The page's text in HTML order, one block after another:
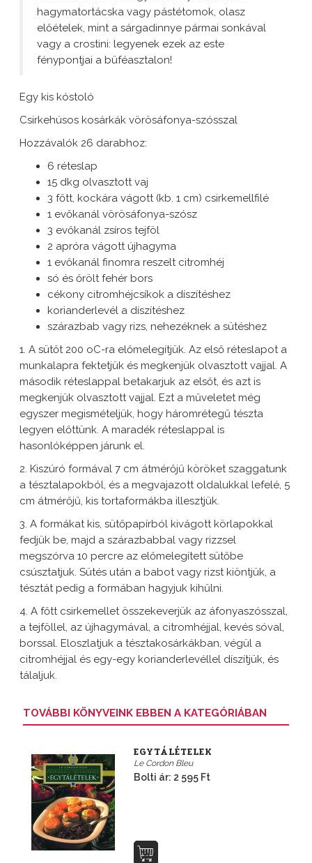
hagymatortácska vagy pástétomok, olasz
előételek, mint a sárgadinnye pármai sonkával
vagy a crostini: legyenek ezek az este
fénypontjai a büféasztalon!
Egy kis kóstoló
Csirkehúsos kosárkák vörösáfonya-szósszal
Hozzávalók 26 darabhoz:
6 réteslap
15 dkg olvasztott vaj
3 főtt, kockára vágott (kb. 1 cm) csirkemellfilé
1 evőkanál vörösáfonya-szósz
3 evőkanál zsíros tejföl
2 apróra vágott újhagyma
1 evőkanál finomra reszelt citromhéj
só és őrölt fehér bors
cékony citromhéjcsíkok a díszítéshez
korianderlevél a díszítéshez
szárazbab vagy rizs, nehezéknek a sütéshez
1. A sütőt 200 oC-ra előmelegítjük. Az első réteslapot a
munkalapra fektetjük és megkenjük olvasztott vajjal. A
második réteslappal betakarjuk az elsőt, és azt is
megkenjük olvasztott vajjal. Ezt a műveletet még
egyszer megismételjük, hogy háromrétegű tészta
legyen előttünk. A maradék réteslappal is
hasonlóképpen járunk el.
2. Kiszúró formával 7 cm átmérőjű köröket szaggatunk
a tésztalapokból, és a megvajazott oldalukkal lefelé, 5
cm átmérőjű, kis tortaformákba illesztjük.
3. A formákat kis, sütőpapírból kivágott körlapokkal
fedjük be, majd a szárazbabbal vagy rizzsel
megszórva 10 percre az előmelegített sütőbe
csúsztatjuk. Sütés után a babot vagy rizst kiöntjük, a
tésztát pedig a formában hagyjuk kihűlni.
4. A főtt csirkemellet összekeverjük az áfonyaszósszal,
a tejföllel, az újhagymával, a citromhéjjal, kevés sóval,
borssal. Eloszlatjuk a tésztakosárkákban, végül a
citromhéjjal és egy-egy korianderlevéllel díszítjük, és
tálaljuk.
TOVÁBBI KÖNYVEINK EBBEN A KATEGÓRIÁBAN
EGYTÁLÉTELEK
Le Cordon Bleu
Bolti ár: 2 595 Ft